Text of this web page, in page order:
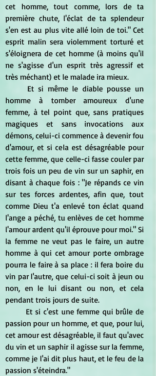
cet homme, tout comme, lors de ta
première chute, l'éclat de ta splendeur
s'en est au plus vite allé loin de toi." Cet
esprit malin sera violemment torturé et
s'éloignera de cet homme (à moins qu'il
ne s'agisse d'un esprit très agressif et
très méchant) et le malade ira mieux.
homme à tomber amoureux d'une
femme, à tel point que, sans pratiques
magiques et sans invocations aux
démons, celui-ci commence à devenir fou
d'amour, et si cela est désagréable pour
cette femme, que celle-ci fasse couler par
trois fois un peu de vin sur un saphir, en
disant à chaque fois : "Je répands ce vin
sur tes forces ardentes, afin que, tout
comme Dieu t'a enlevé ton éclat quand
l'ange a péché, tu enlèves de cet homme
l'amour ardent qu'il éprouve pour moi." Si
la femme ne veut pas le faire, un autre
homme à qui cet amour porte ombrage
pourra le faire à sa place : il fera boire du
vin par l'autre, que celui-ci soit à jeun ou
non, en le lui disant ou non, et cela
pendant trois jours de suite.
passion pour un homme, et que, pour lui,
cet amour est désagréable, il faut qu'avec
du vin et un saphir il agisse sur la femme,
comme je l'ai dit plus haut, et le feu de la
passion s'éteindra."